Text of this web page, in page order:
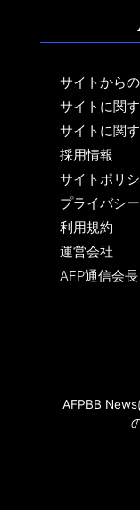
サイトから
サイトに関
サイトに関
採用情報
サイトポリ
プライバシ
利用規約
運営会社
AFP通信会
AFPBB